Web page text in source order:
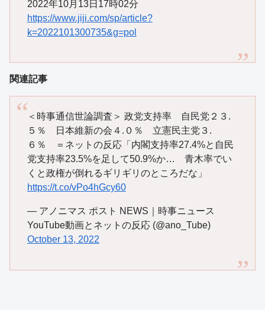
2022年10月13日17時02分
https://www.jiji.com/sp/article?
k=2022101300735&g=pol
関連記事
＜時事通信世論調査＞ 政党支持率 自民党２３.
５％ 日本維新の会４.０％ 立憲民主党３.
６％ ＝ネットの反応「内閣支持率27.4%と自民
党支持率23.5%を足して50.9%か… 青木率でい
くと政権が倒れるギリギリのところだな」
https://t.co/vPo4hGcy60
— アノニマス ポスト NEWS｜時事ニュース
YouTube動画とネットの反応 (@ano_Tube)
October 13, 2022